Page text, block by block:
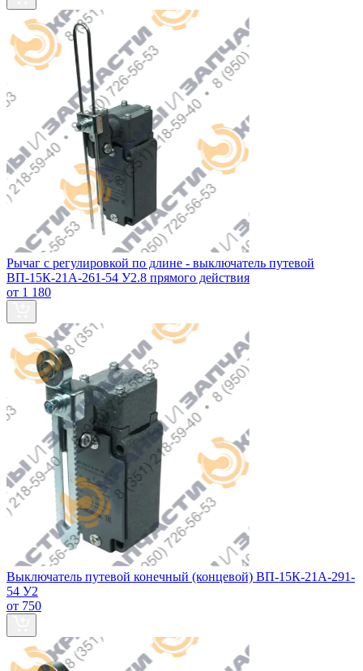
Рычаг с регулировкой по длине - выключатель путевой
ВП-15К-21А-261-54 У2.8 прямого действия
от 1 180
Выключатель путевой конечный (концевой) ВП-15К-21А-291-
54 У2
от 750